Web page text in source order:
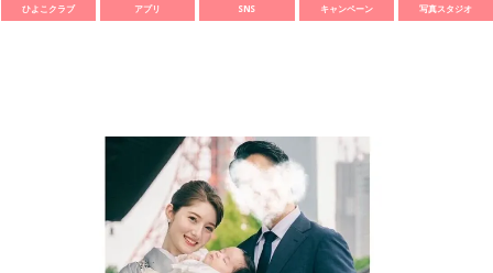
ひよこクラブ アプリ SNS キャンペーン 写真スタジオ